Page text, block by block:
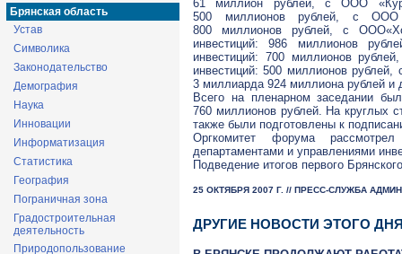
Брянская область
Устав
Символика
Законодательство
Демография
Наука
Инновации
Информатизация
Статистика
География
Пограничная зона
Градостроительная
деятельность
Природопользование
61 миллион рублей, с ООО
500 миллионов рублей, с ООО
800 миллионов рублей, с
инвестиций: 986 миллионов
инвестиций: 700 миллионов
инвестиций: 500 миллионов
3 миллиарда 924 миллиона рублей и
Всего на пленарном заседании
760 миллионов рублей. На круглых
также были подготовлены к
Оргкомитет форума рассмотрел
департаментами и управлениями
Подведение итогов первого
25 ОКТЯБРЯ 2007 Г. // ПРЕСС-СЛУЖБА
ДРУГИЕ НОВОСТИ ЭТОГО